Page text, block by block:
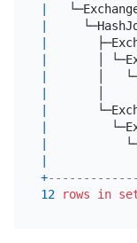
|
|
|
|
│
|
|
│
|
|
|
|
+
12
rows in